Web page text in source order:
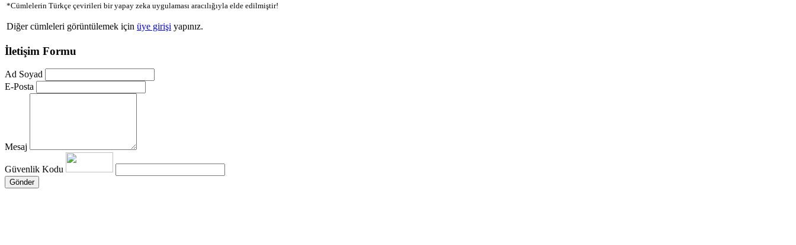
*Cümlelerin Türkçe çevirileri bir yapay zeka uygulaması aracılığıyla elde edilmiştir!
Diğer cümleleri görüntülemek için üye girişi yapınız.
İletişim Formu
Ad Soyad
E-Posta
Mesaj
Güvenlik Kodu
Gönder